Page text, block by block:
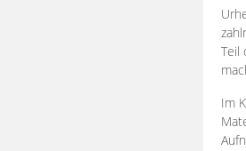
Teil
Im